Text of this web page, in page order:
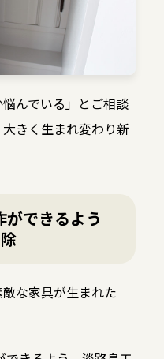
悩んでいる」とご相談
きく生まれ変わり新
できるよう
な家具が生まれた